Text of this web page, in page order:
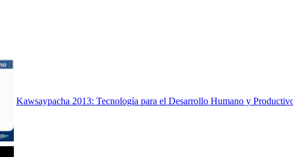
Kawsaypacha 2013: Tecnología para el Desarrollo Humano y